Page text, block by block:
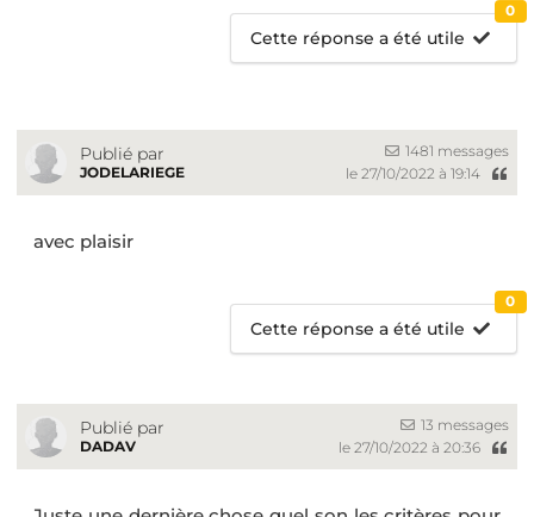
Cette réponse a été utile
0
Publié par
JODELARIEGE
1481 messages
le 27/10/2022 à 19:14
avec plaisir
Cette réponse a été utile
0
Publié par
DADAV
13 messages
le 27/10/2022 à 20:36